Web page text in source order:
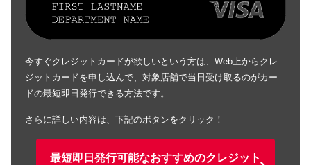
今すぐクレジットカードが欲しいという方は、Web上からクレ
ジットカードを申し込んで、対象店舗で当日受け取るのがカー
ドの最短即日発行できる方法です。
さらに詳しい内容は、下記のボタンをクリック！
最短即日発行可能なおすすめのクレジット